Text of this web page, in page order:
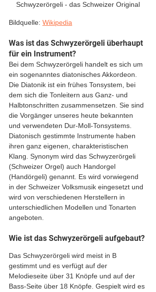
Schwyzerörgeli - das Schweizer Original
Bildquelle: Wikipedia
Was ist das Schwyzerörgeli überhaupt
für ein Instrument?
Bei dem Schwyzerörgeli handelt es sich um
ein sogenanntes diatonisches Akkordeon.
Die Diatonik ist ein frühes Tonsystem, bei
dem sich die Tonleitern aus Ganz- und
Halbtonschritten zusammensetzen. Sie sind
die Vorgänger unseres heute bekannten
und verwendeten Dur-Moll-Tonsystems.
Diatonisch gestimmte Instrumente haben
ihren ganz eigenen, charakteristischen
Klang. Synonym wird das Schwyzerörgeli
(Schweizer Orgel) auch Handorgel
(Handörgeli) genannt. Es wird vorwiegend
in der Schweizer Volksmusik eingesetzt und
wird von verschiedenen Herstellern in
unterschiedlichen Modellen und Tonarten
angeboten.
Wie ist das Schwyzerörgeli aufgebaut?
Das Schwyzerörgeli wird meist in B
gestimmt und es verfügt auf der
Melodieseite über 31 Knöpfe und auf der
Bass-Seite über 18 Knöpfe. Gespielt wird es